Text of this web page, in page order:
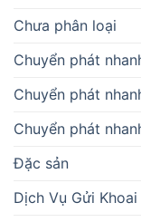
Chưa phân loại
Chuyển phát
Chuyển phát
Chuyển phát
Đặc sản
Dịch Vụ Gửi